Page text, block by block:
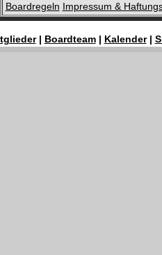
Boardregeln Impressum &
| Boardteam| Kalender|